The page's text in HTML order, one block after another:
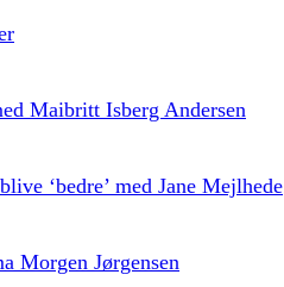
Maibritt Isberg Andersen
‘bedre’ med Jane Mejlhede
Morgen Jørgensen